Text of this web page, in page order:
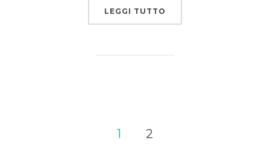
LEGGI TUTTO
1 2